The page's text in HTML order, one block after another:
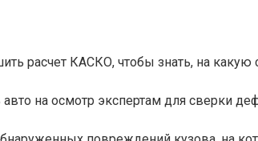
расчет КАСКО, чтобы знать, на
на осмотр экспертам для сверки